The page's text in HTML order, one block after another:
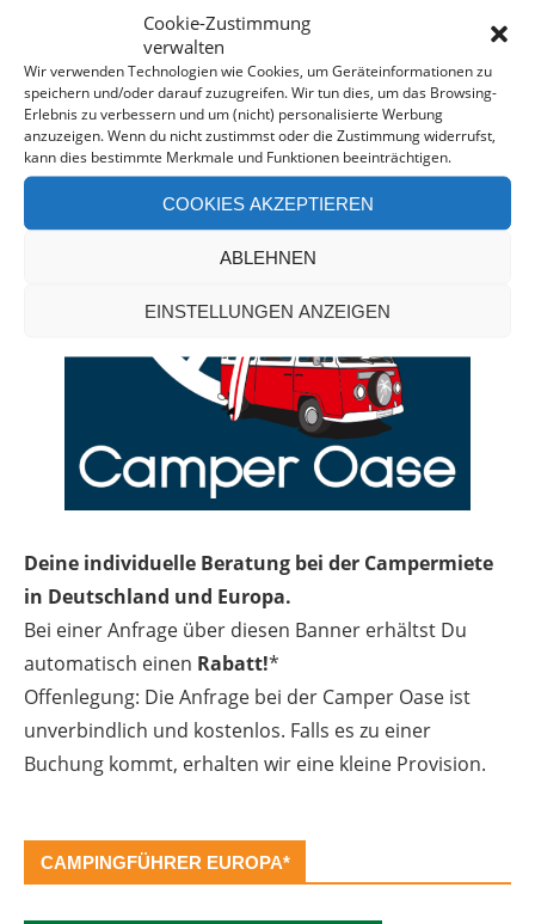
Cookie-Zustimmung
verwalten
Wir verwenden Technologien wie Cookies, um Geräteinformationen zu
speichern und/oder darauf zuzugreifen. Wir tun dies, um das Browsing-
Erlebnis zu verbessern und um (nicht) personalisierte Werbung
anzuzeigen. Wenn du nicht zustimmst oder die Zustimmung widerrufst,
kann dies bestimmte Merkmale und Funktionen beeinträchtigen.
COOKIES AKZEPTIEREN
ABLEHNEN
EINSTELLUNGEN ANZEIGEN
CAMPERVAN-BERATUNG*
Deine individuelle Beratung bei der Campermiete
in Deutschland und Europa.
Bei einer Anfrage über diesen Banner erhältst Du
automatisch einen Rabatt!*
Offenlegung: Die Anfrage bei der Camper Oase ist
unverbindlich und kostenlos. Falls es zu einer
Buchung kommt, erhalten wir eine kleine Provision.
CAMPINGFÜHRER EUROPA*